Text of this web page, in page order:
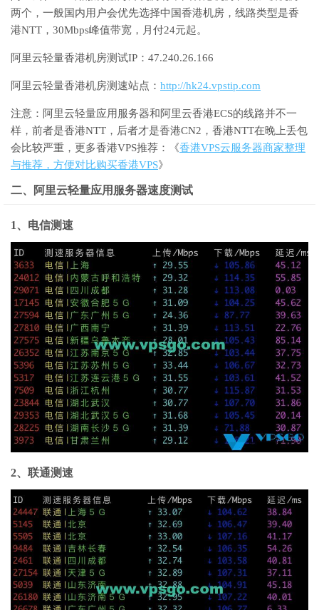
两个，一般国内用户会优先选择中国香港机房，线路类型是香
港NTT，30Mbps峰值带宽，月付24元起。
阿里云轻量香港机房测试IP：47.240.26.166
阿里云轻量香港机房测速站点： http://hk24.vpstip.com
注意：阿里云轻量应用服务器和阿里云香港ECS的线路并不一
样，前者是香港NTT，后者才是香港CN2，香港NTT在晚上丢包
会比较严重，更多香港VPS推荐：《香港VPS云服务器商家整理
与推荐，方便对比购买香港VPS》
二、阿里云轻量应用服务器速度测试
1、电信测速
2、联通测速